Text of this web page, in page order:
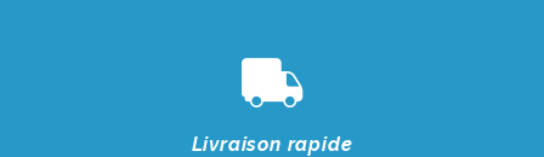
Livraison rapide